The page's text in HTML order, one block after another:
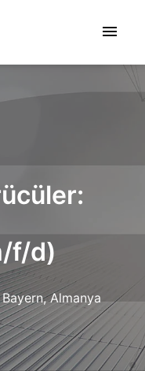
f/d)
Bayern, Almanya